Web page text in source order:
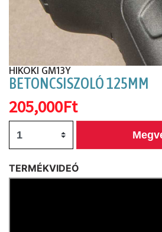
HIKOKI GM13Y
BETONCSISZOLÓ 125MM
205,000Ft
TERMÉKVIDEÓ